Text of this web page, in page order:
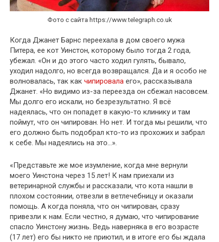
Фото с сайта https://www.telegraph.co.uk
Когда Джанет Барнс переехала в дом своего мужа
Питера, ее кот Уинстон, которому было тогда 2 года,
убежал. «Он и до этого часто ходил гулять, бывало,
уходил надолго, но всегда возвращался. Да и я особо не
волновалась, так как чипировала его», рассказывала
Джанет. «Но видимо из-за переезда он сбежал насовсем.
Мы долго его искали, но безрезультатно. Я всё
надеялась, что он попадет в какую-то клинику и там
поймут, что он чипирован. Но нет. И тогда мы решили, что
его должно быть подобрал кто-то из прохожих и забрал
к себе. Мы надеялись на это…».
«Представьте же мое изумление, когда мне вернули
моего Уинстона через 15 лет! К нам приехали из
ветеринарной службы и рассказали, что кота нашли в
плохом состоянии, отвезли в ветлечебницу и оказали
помощь. А когда поняла, что он чипирован, сразу
привезли к нам. Если честно, я думаю, что чипирование
спасло Уинстону жизнь. Ведь наверняка в его возрасте
(17 лет) его бы никто не приютил, и в итоге его бы ждала